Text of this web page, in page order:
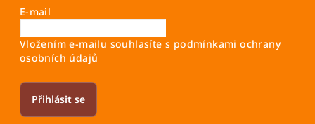
E-mail
Vložením e-mailu souhlasíte s podmínkami ochrany
osobních údajů
Přihlásit se